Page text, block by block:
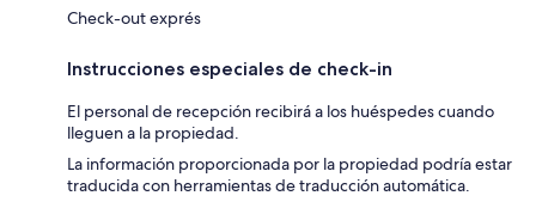
Check-out exprés
Instrucciones especiales de check-in
El personal de recepción recibirá a los huéspedes cuando
lleguen a la propiedad.
La información proporcionada por la propiedad podría estar
traducida con herramientas de traducción automática.